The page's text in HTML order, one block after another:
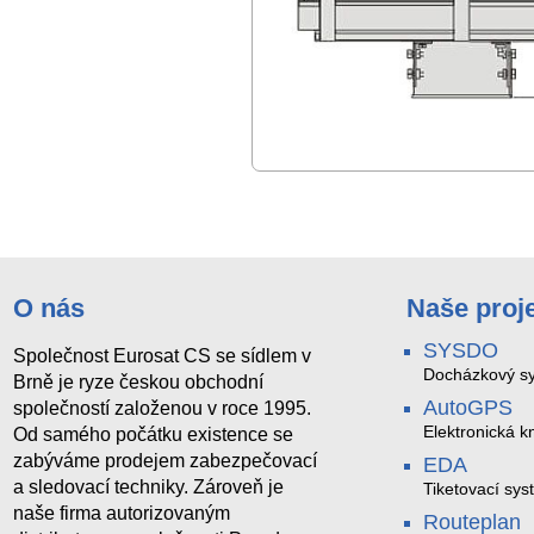
O nás
Společnost Eurosat CS se sídlem v
Brně je ryze českou obchodní
společností založenou v roce 1995.
Od samého počátku existence se
zabýváme prodejem zabezpečovací
a sledovací techniky. Zároveň je
naše firma autorizovaným
Naše
SYSDO
Docházkový
AutoGPS
Elektronická
EDA
Tiketovací
Routeplan